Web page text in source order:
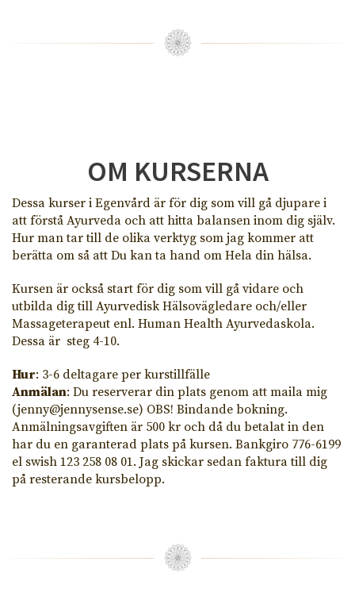
OM KURSERNA
Dessa kurser i Egenvård är för dig som vill gå djupare i
att förstå Ayurveda och att hitta balansen inom dig själv.
Hur man tar till de olika verktyg som jag kommer att
berätta om så att Du kan ta hand om Hela din hälsa.
Kursen är också start för dig som vill gå vidare och
utbilda dig till Ayurvedisk Hälsovägledare och/eller
Massageterapeut enl. Human Health Ayurvedaskola.
Dessa är steg 4-10.
Hur: 3-6 deltagare per kurstillfälle
Anmälan: Du reserverar din plats genom att maila mig
(jenny@jennysense.se) OBS! Bindande bokning.
Anmälningsavgiften är 500 kr och då du betalat in den
har du en garanterad plats på kursen. Bankgiro 776-6199
el swish 123 258 08 01. Jag skickar sedan faktura till dig
på resterande kursbelopp.